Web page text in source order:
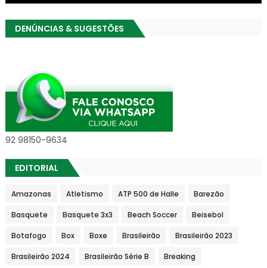
DENÚNCIAS & SUGESTÕES
92 98150-9634
EDITORIAL
Amazonas Atletismo ATP 500 de Halle Barezão
Basquete Basquete 3x3 Beach Soccer Beisebol
Botafogo Box Boxe Brasileirão Brasileirão 2023
Brasileirão 2024 Brasileirão Série B Breaking